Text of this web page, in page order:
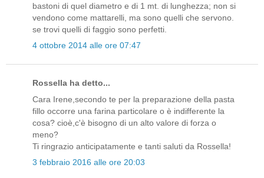
bastoni di quel diametro e di 1 mt. di lunghezza; non si
vendono come mattarelli, ma sono quelli che servono.
se trovi quelli di faggio sono perfetti.
4 ottobre 2014 alle ore 07:47
Rossella ha detto...
Cara Irene,secondo te per la preparazione della pasta
fillo occorre una farina particolare o è indifferente la
cosa? cioè,c'è bisogno di un alto valore di forza o
meno?
Ti ringrazio anticipatamente e tanti saluti da Rossella!
3 febbraio 2016 alle ore 20:03